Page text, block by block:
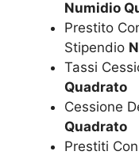
Numidio
Prestito
Stipendio
Tassi
Quadrato
Cessione
Quadrato
Prestiti